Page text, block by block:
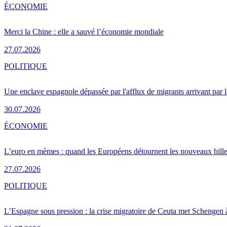
Merci la Chine : elle a sauvé l’économie mondiale
27.07.2026
ÉCONOMIE
Une enclave espagnole dépassée par l'afflux de migrants arrivant par
30.07.2026
POLITIQUE
L’euro en mèmes : quand les Européens détournent les nouveaux
27.07.2026
ÉCONOMIE
L’Espagne sous pression : la crise migratoire de Ceuta met Schengen
POLITIQUE